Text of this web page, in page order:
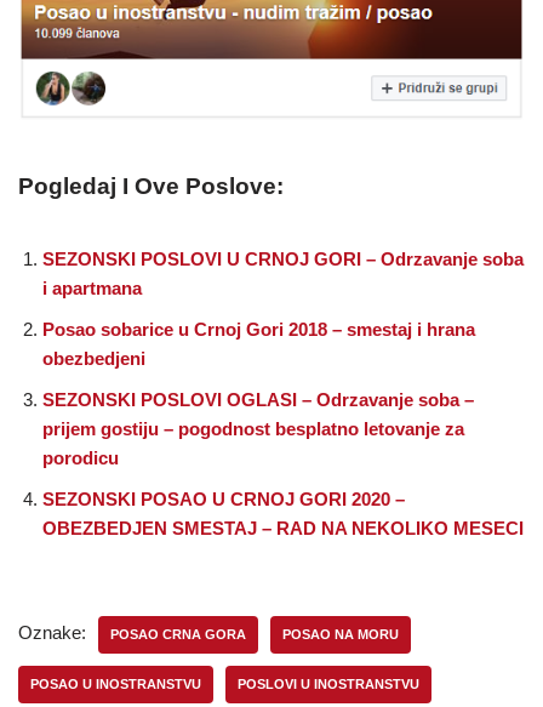
Pogledaj I Ove Poslove:
SEZONSKI POSLOVI U CRNOJ GORI – Odrzavanje soba
i apartmana
Posao sobarice u Crnoj Gori 2018 – smestaj i hrana
obezbedjeni
SEZONSKI POSLOVI OGLASI – Odrzavanje soba –
prijem gostiju – pogodnost besplatno letovanje za
porodicu
SEZONSKI POSAO U CRNOJ GORI 2020 –
OBEZBEDJEN SMESTAJ – RAD NA NEKOLIKO MESECI
Oznake: POSAO CRNA GORA POSAO NA MORU
POSAO U INOSTRANSTVU POSLOVI U INOSTRANSTVU